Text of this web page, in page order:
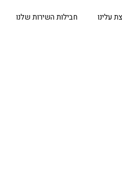
עלינו חבילות השירות שלנו